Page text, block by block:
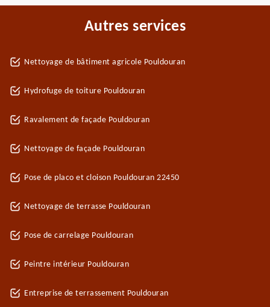
Autres services
Nettoyage de bâtiment agricole Pouldouran
Hydrofuge de toiture Pouldouran
Ravalement de façade Pouldouran
Nettoyage de façade Pouldouran
Pose de placo et cloison Pouldouran 22450
Nettoyage de terrasse Pouldouran
Pose de carrelage Pouldouran
Peintre intérieur Pouldouran
Entreprise de terrassement Pouldouran